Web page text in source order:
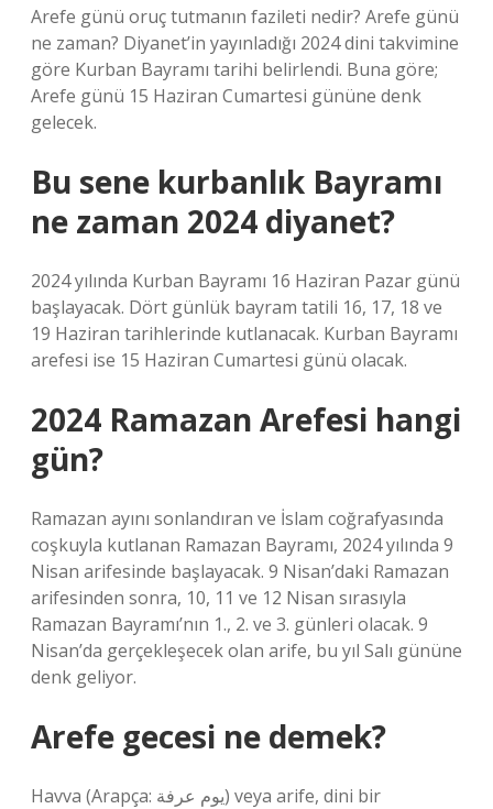
Arefe günü oruç tutmanın fazileti nedir? Arefe günü
ne zaman? Diyanet’in yayınladığı 2024 dini takvimine
göre Kurban Bayramı tarihi belirlendi. Buna göre;
Arefe günü 15 Haziran Cumartesi gününe denk
gelecek.
Bu sene kurbanlık Bayramı
ne zaman 2024 diyanet?
2024 yılında Kurban Bayramı 16 Haziran Pazar günü
başlayacak. Dört günlük bayram tatili 16, 17, 18 ve
19 Haziran tarihlerinde kutlanacak. Kurban Bayramı
arefesi ise 15 Haziran Cumartesi günü olacak.
2024 Ramazan Arefesi hangi
gün?
Ramazan ayını sonlandıran ve İslam coğrafyasında
coşkuyla kutlanan Ramazan Bayramı, 2024 yılında 9
Nisan arifesinde başlayacak. 9 Nisan’daki Ramazan
arifesinden sonra, 10, 11 ve 12 Nisan sırasıyla
Ramazan Bayramı’nın 1., 2. ve 3. günleri olacak. 9
Nisan’da gerçekleşecek olan arife, bu yıl Salı gününe
denk geliyor.
Arefe gecesi ne demek?
Havva (Arapça: يوم عرفة‎) veya arife, dini bir